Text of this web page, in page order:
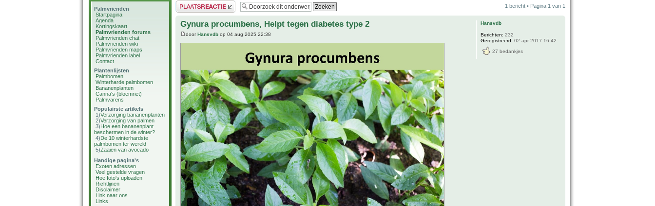
Palmvrienden
Startpagina
Agenda
Kortingskaart
Palmvrienden forums
Palmvrienden chat
Palmvrienden wiki
Palmvrienden maps
Palmvrienden label
Contact
Plantenlijsten
Palmbomen
Winterharde palmbomen
Bananenplanten
Canna's (bloemriet)
Palmvarens
Populairste artikels
1)Verzorging bananenplanten
2)Verzorging van palmen
3)Hoe een bananenplant
beschermen in de winter?
4)De 10 winterhardste
palmbomen ter wereld
5)Zaaien van avocado
Handige pagina's
Exoten adressen
Veel gestelde vragen
Hoe foto's uploaden
Richtlijnen
Disclaimer
Link naar ons
Links
Plaats een reactie 1 bericht • Pagina 1 van 1
Gynura procumbens, Helpt tegen diabetes type 2
doorHansvdb op 04 aug 2025 22:38
Hansvdb
Berichten: 232
Geregistreerd: 02 apr 2017 16:42
27 bedankjes